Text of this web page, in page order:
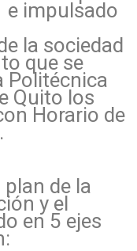
e impulsado
la sociedad
que se
Politécnica
Quito los
Horario de
de la
y el
en 5 ejes